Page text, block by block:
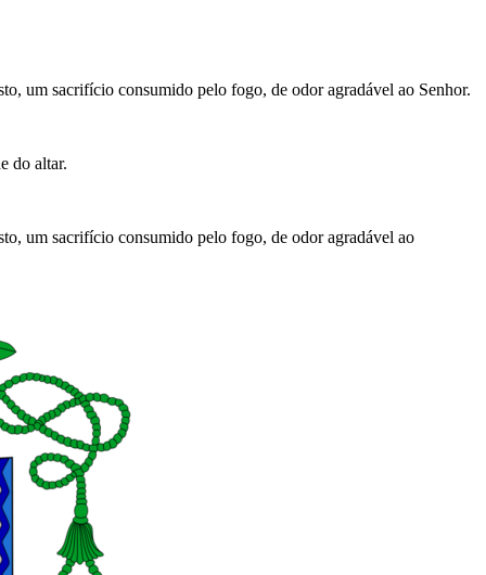
um sacrifício consumido pelo fogo, de odor agradável ao Senhor.
do altar.
um sacrifício consumi­do pelo fogo, de odor agradável ao